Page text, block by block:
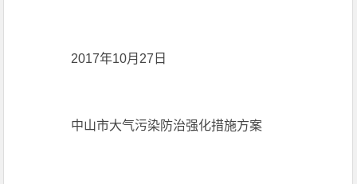
2017年10月27日
中山市大气污染防治强化措施方案